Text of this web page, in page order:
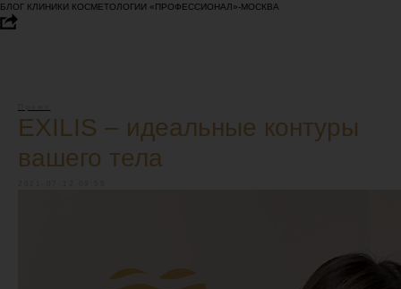
БЛОГ КЛИНИКИ КОСМЕТОЛОГИИ «ПРОФЕССИОНАЛ»-МОСКВА
EXILIS – идеальные контуры
вашего тела